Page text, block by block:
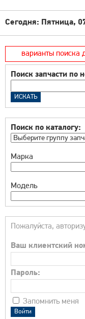
Сегодня: Пятница,
варианты поиска
Поиск запчасти по
Поиск по каталогу:
Марка
Модель
Пожалуйста,
Ваш клиентский
Пароль:
Запомнить меня